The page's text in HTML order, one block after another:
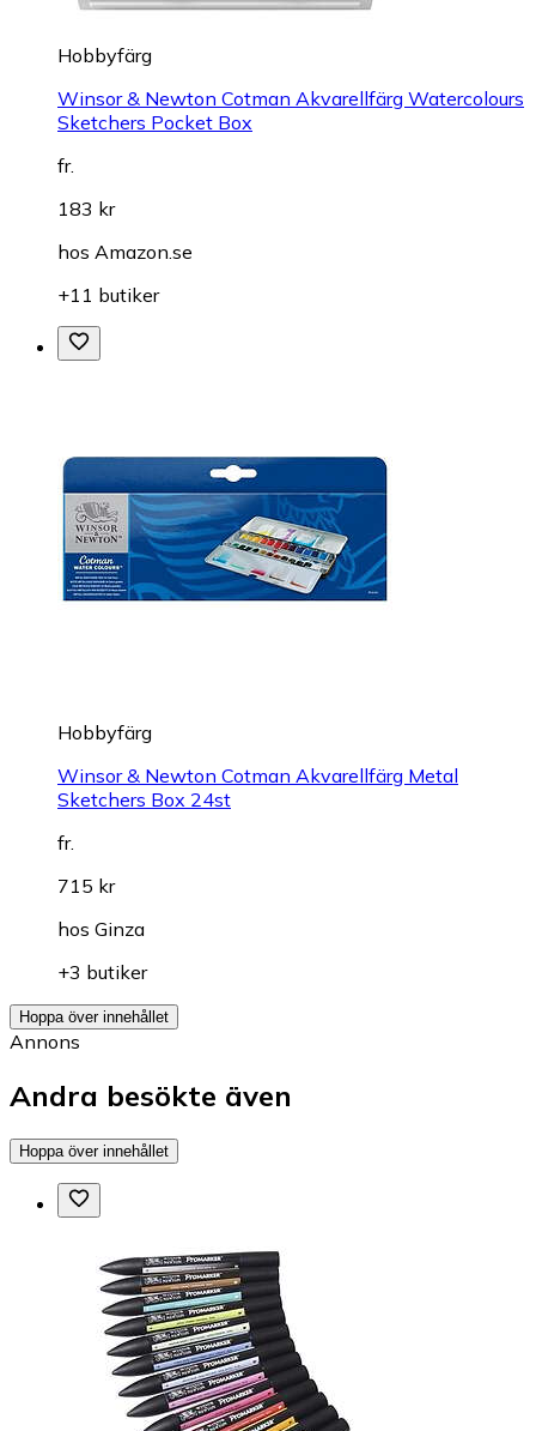
Hobbyfärg
Winsor & Newton Cotman Akvarellfärg Watercolours
Sketchers Pocket Box
fr.
183 kr
hos Amazon.se
+11 butiker
Hobbyfärg
Winsor & Newton Cotman Akvarellfärg Metal
Sketchers Box 24st
fr.
715 kr
hos Ginza
+3 butiker
Hoppa över innehållet
Annons
Andra besökte även
Hoppa över innehållet